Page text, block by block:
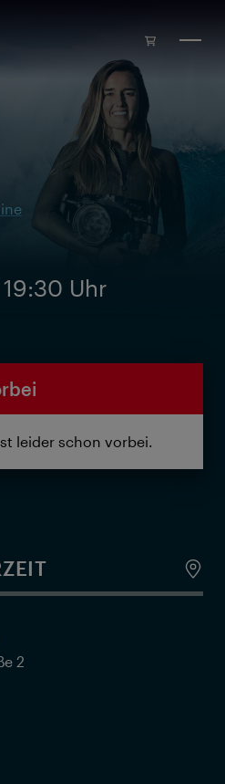
Uhr
leider schon vorbei.
2